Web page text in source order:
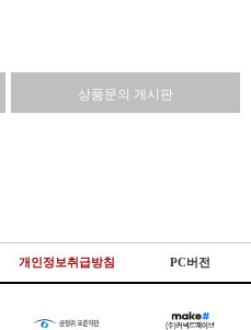
상품문의 게시판
개인정보취급방침 PC버전